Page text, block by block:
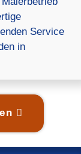
Service
in